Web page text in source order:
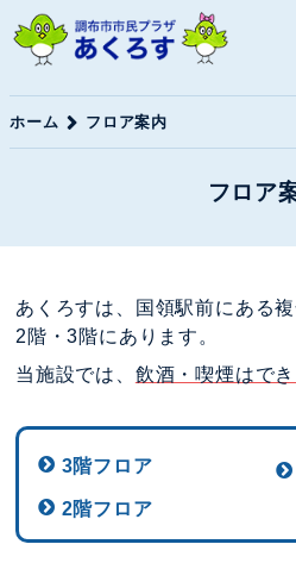
ホーム フロア案内
フロア
あくろすは、国領駅前にある
2階・3階にあります。
当施設では、 飲酒・喫煙はで
3階フロア
2階フロア